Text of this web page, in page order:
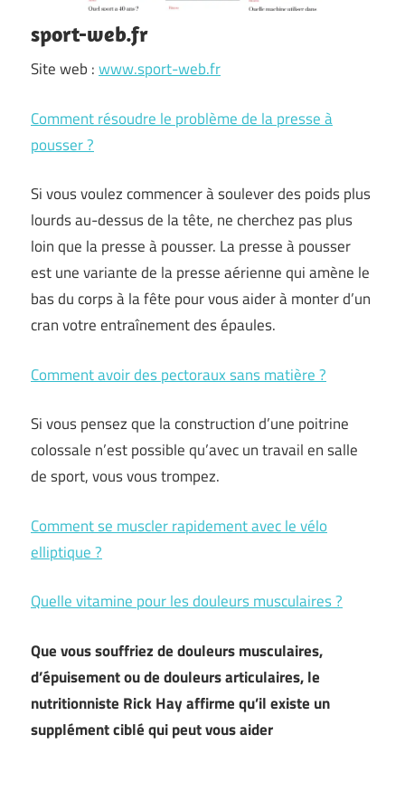
sport-web.fr
Site web :www.sport-web.fr
Comment résoudre le problème de la presse à
pousser ?
Si vous voulez commencer à soulever des poids plus
lourds au-dessus de la tête, ne cherchez pas plus
loin que la presse à pousser. La presse à pousser
est une variante de la presse aérienne qui amène le
bas du corps à la fête pour vous aider à monter d’un
cran votre entraînement des épaules.
Comment avoir des pectoraux sans matière ?
Si vous pensez que la construction d’une poitrine
colossale n’est possible qu’avec un travail en salle
de sport, vous vous trompez.
Comment se muscler rapidement avec le vélo
elliptique ?
Quelle vitamine pour les douleurs musculaires ?
Que vous souffriez de douleurs musculaires,
d’épuisement ou de douleurs articulaires, le
nutritionniste Rick Hay affirme qu’il existe un
supplément ciblé qui peut vous aider